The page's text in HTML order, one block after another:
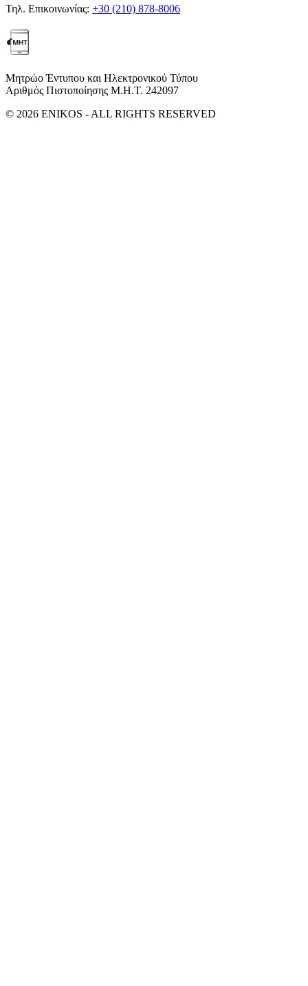
Τηλ. Επικοινωνίας: +30 (210) 878-8006
Μητρώο Έντυπου και Ηλεκτρονικού Τύπου
Αριθμός Πιστοποίησης Μ.Η.Τ. 242097
© 2026 ENIKOS - ALL RIGHTS RESERVED